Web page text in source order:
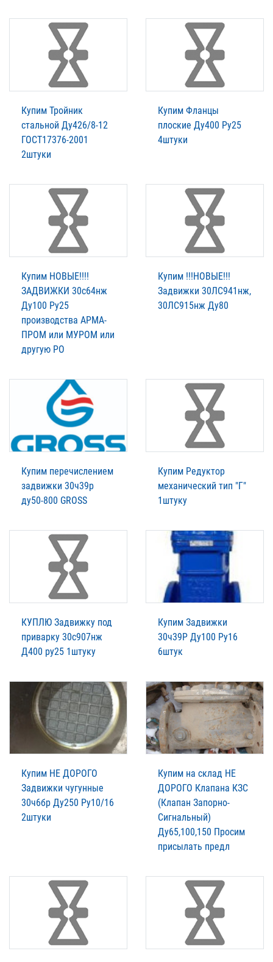
Купим Тройник
стальной Ду426/8-12
ГОСТ17376-2001
2штуки
Купим Фланцы
плоские Ду400 Ру25
4штуки
Купим НОВЫЕ!!!!
ЗАДВИЖКИ 30с64нж
Ду100 Ру25
производства АРМА-
ПРОМ или МУРОМ или
другую РО
Купим !!!НОВЫЕ!!!
Задвижки 30ЛС941нж,
30ЛС915нж Ду80
Купим перечислением
задвижки 30ч39р
ду50-800 GROSS
Купим Редуктор
механический тип "Г"
1штуку
КУПЛЮ Задвижку под
приварку 30с907нж
Д400 ру25 1штуку
Купим Задвижки
30ч39Р Ду100 Ру16
6штук
Купим НЕ ДОРОГО
Задвижки чугунные
30ч6бр Ду250 Ру10/16
2штуки
Купим на склад НЕ
ДОРОГО Клапана КЗС
(Клапан Запорно-
Сигнальный)
Ду65,100,150 Просим
присылать предл